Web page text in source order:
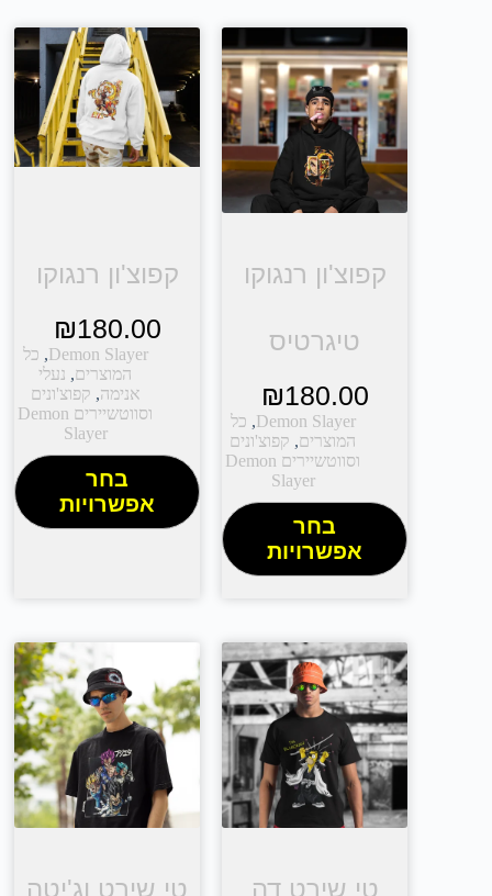
קפוצ'ון רנגוקו
טיגרטיס
₪180.00
Demon Slayer
, כל
המוצרים, קפוצ'ונים
וסווטשיירים Demon
Slayer
בחר
אפשרויות
קפוצ'ון רנגוקו
₪180.00
Demon Slayer
, כל
המוצרים, נעלי
אנימה, קפוצ'ונים
וסווטשיירים Demon
Slayer
בחר
אפשרויות
טי שירט דה טי שירט וג'יטה